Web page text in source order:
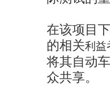
在该项目
的相关利益
将其自动
众共享。